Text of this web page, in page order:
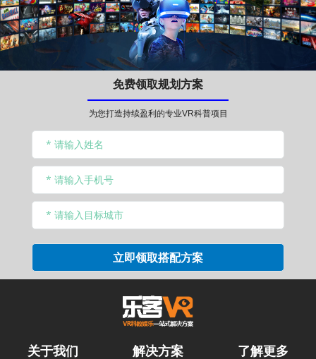
免费领取规划方案
为您打造持续盈利的专业VR科普项目
关于我们 解决方案 了解更多